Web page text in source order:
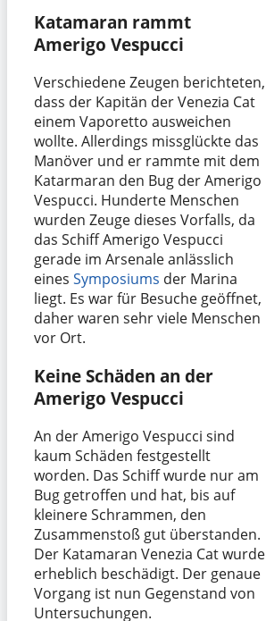
Katamaran rammt
Amerigo Vespucci
Verschiedene Zeugen berichteten,
dass der Kapitän der Venezia Cat
einem Vaporetto ausweichen
wollte. Allerdings missglückte das
Manöver und er rammte mit dem
Katarmaran den Bug der Amerigo
Vespucci. Hunderte Menschen
wurden Zeuge dieses Vorfalls, da
das Schiff Amerigo Vespucci
gerade im Arsenale anlässlich
eines Symposiums der Marina
liegt. Es war für Besuche geöffnet,
daher waren sehr viele Menschen
vor Ort.
Keine Schäden an der
Amerigo Vespucci
An der Amerigo Vespucci sind
kaum Schäden festgestellt
worden. Das Schiff wurde nur am
Bug getroffen und hat, bis auf
kleinere Schrammen, den
Zusammenstoß gut überstanden.
Der Katamaran Venezia Cat wurde
erheblich beschädigt. Der genaue
Vorgang ist nun Gegenstand von
Untersuchungen.